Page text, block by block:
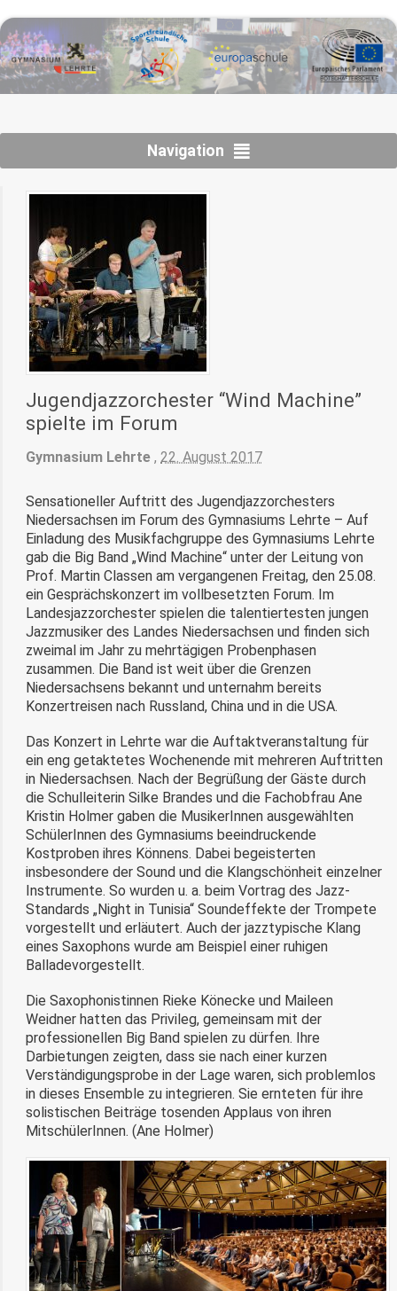
Navigation
Jugendjazzorchester “Wind Machine”
spielte im Forum
Gymnasium Lehrte , 22. August 2017
Sensationeller Auftritt des Jugendjazzorchesters
Niedersachsen im Forum des Gymnasiums Lehrte – Auf
Einladung des Musikfachgruppe des Gymnasiums Lehrte
gab die Big Band „Wind Machine“ unter der Leitung von
Prof. Martin Classen am vergangenen Freitag, den 25.08.
ein Gesprächskonzert im vollbesetzten Forum. Im
Landesjazzorchester spielen die talentiertesten jungen
Jazzmusiker des Landes Niedersachsen und finden sich
zweimal im Jahr zu mehrtägigen Probenphasen
zusammen. Die Band ist weit über die Grenzen
Niedersachsens bekannt und unternahm bereits
Konzertreisen nach Russland, China und in die USA.
Das Konzert in Lehrte war die Auftaktveranstaltung für
ein eng getaktetes Wochenende mit mehreren Auftritten
in Niedersachsen. Nach der Begrüßung der Gäste durch
die Schulleiterin Silke Brandes und die Fachobfrau Ane
Kristin Holmer gaben die MusikerInnen ausgewählten
SchülerInnen des Gymnasiums beeindruckende
Kostproben ihres Könnens. Dabei begeisterten
insbesondere der Sound und die Klangschönheit einzelner
Instrumente. So wurden u. a. beim Vortrag des Jazz-
Standards „Night in Tunisia“ Soundeffekte der Trompete
vorgestellt und erläutert. Auch der jazztypische Klang
eines Saxophons wurde am Beispiel einer ruhigen
Balladevorgestellt.
Die Saxophonistinnen Rieke Könecke und Maileen
Weidner hatten das Privileg, gemeinsam mit der
professionellen Big Band spielen zu dürfen. Ihre
Darbietungen zeigten, dass sie nach einer kurzen
Verständigungsprobe in der Lage waren, sich problemlos
in dieses Ensemble zu integrieren. Sie ernteten für ihre
solistischen Beiträge tosenden Applaus von ihren
MitschülerInnen. (Ane Holmer)